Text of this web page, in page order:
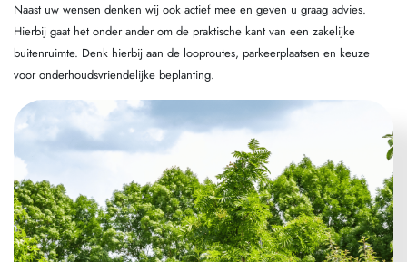
Naast uw wensen denken wij ook actief mee en geven u graag advies.
Hierbij gaat het onder ander om de praktische kant van een zakelijke
buitenruimte. Denk hierbij aan de looproutes, parkeerplaatsen en keuze
voor onderhoudsvriendelijke beplanting.